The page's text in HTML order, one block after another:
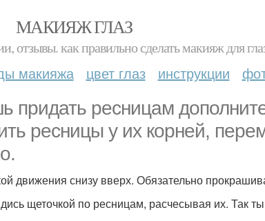
МАКИЯЖ ГЛАЗ
отзывы. как правильно сделать макияж для
макияжа цвет глаз инструкции
придать ресницам
ресницы у их корней,
движения снизу вверх. Обязательно
щеточкой по ресницам, расчесывая их. Так